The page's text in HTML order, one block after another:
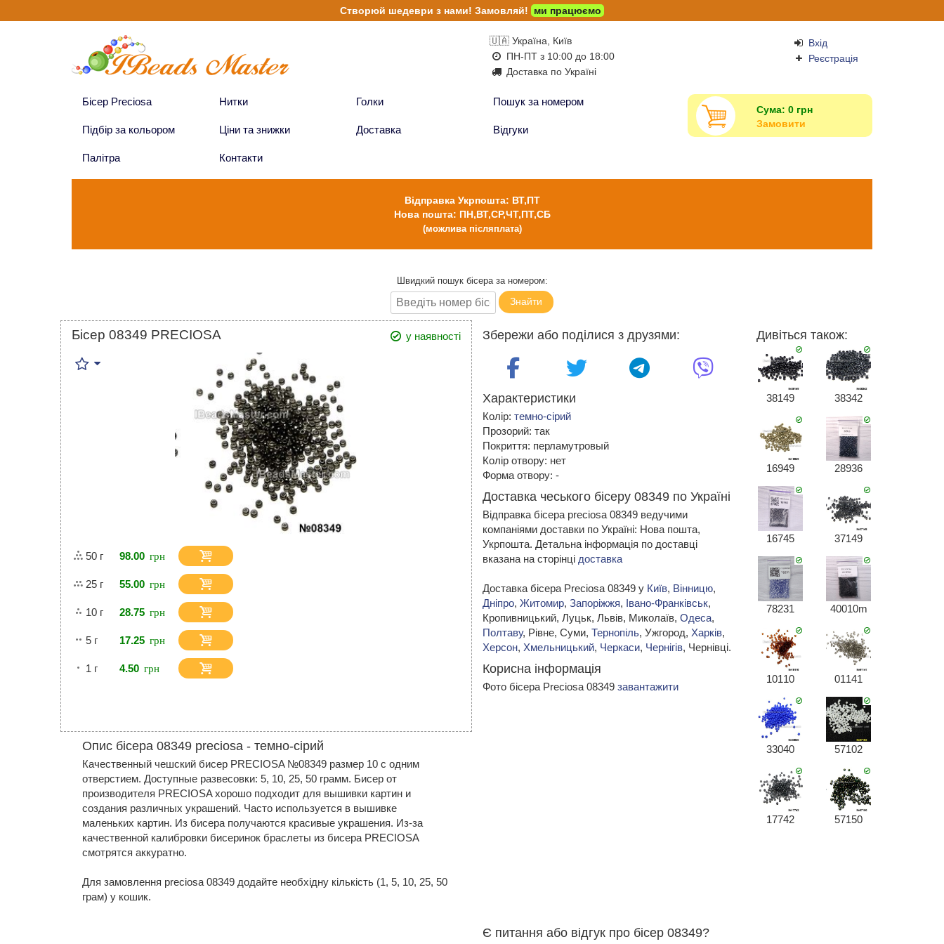
🇺🇦 Україна, Київ
ПН-ПТ з 10:00 до 18:00
Доставка по Україні
Вхід
Реєстрація
Бісер Preciosa Нитки Голки Пошук за номером
Підбір за кольором Ціни та знижки Доставка Відгуки
Палітра Контакти
Сума: 0 грн
Замовити
Відправка Укрпошта: ВТ,ПТ
Нова пошта: ПН,ВТ,СР,ЧТ,ПТ,СБ
(можлива післяплата)
Швидкий пошук бісера за номером:
Знайти
Бісер 08349 PRECIOSA у наявності
50 г 98.00
25 г 55.00
10 г 28.75
5 г 17.25
1 г 4.50
Опис бісера 08349 preciosa - темно-сірий
Качественный чешский бисер PRECIOSA №08349 размер 10 с одним
отверстием. Доступные развесовки: 5, 10, 25, 50 грамм. Бисер от
производителя PRECIOSA хорошо подходит для вышивки картин и
создания различных украшений. Часто используется в вышивке
маленьких картин. Из бисера получаются красивые украшения. Из-за
качественной калибровки бисеринок браслеты из бисера PRECIOSA
смотрятся аккуратно.
Для замовлення preciosa 08349 додайте необхідну кількість (1, 5, 10, 25, 50
грам) у кошик.
Збережи або поділися з друзями:
Характеристики
Колір: темно-сірий
Прозорий: так
Покриття: перламутровый
Колір отвору: нет
Форма отвору: -
Доставка чеського бісеру 08349 по Україні
Відправка бісера preciosa 08349 ведучими
компаніями доставки по Україні: Нова пошта,
Укрпошта. Детальна інформація по доставці
вказана на сторінці доставка
Доставка бісера Preciosa 08349 у Київ, Вінницю,
Дніпро, Житомир, Запоріжжя, Івано-Франківськ,
Кропивницький, Луцьк, Львів, Миколаїв, Одеса,
Полтаву, Рівне, Суми, Тернопіль, Ужгород, Харків,
Херсон, Хмельницький, Черкаси, Чернігів, Чернівці.
Корисна інформація
Фото бісера Preciosa 08349 завантажити
Дивіться також:
38149 38342
16949 28936
16745 37149
78231 40010m
10110 01141
33040 57102
17742 57150
Є питання або відгук про бісер 08349?
Створюй шедеври з нами! Замовляй! ми працюємо